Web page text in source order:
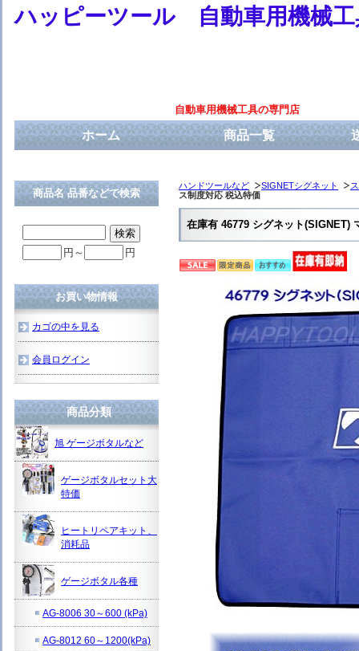
ハッピーツール 自動車用機械工
自動車用機械工具の専門店
ホーム 商品一覧
ハンドツールなど SIGNETシグネット
ス制度対応 税込特価
在庫有 46779 シグネット(SIGNET)
商品名 品番などで検索
円～ 円
お買い物情報
カゴの中を見る
会員ログイン
商品分類
旭 ゲージボタルなど
ゲージボタルセット大
特価
ヒートリペアキット、
消耗品
ゲージボタル各種
AG-8006 30～600 (kPa)
AG-8012 60～1200(kPa)